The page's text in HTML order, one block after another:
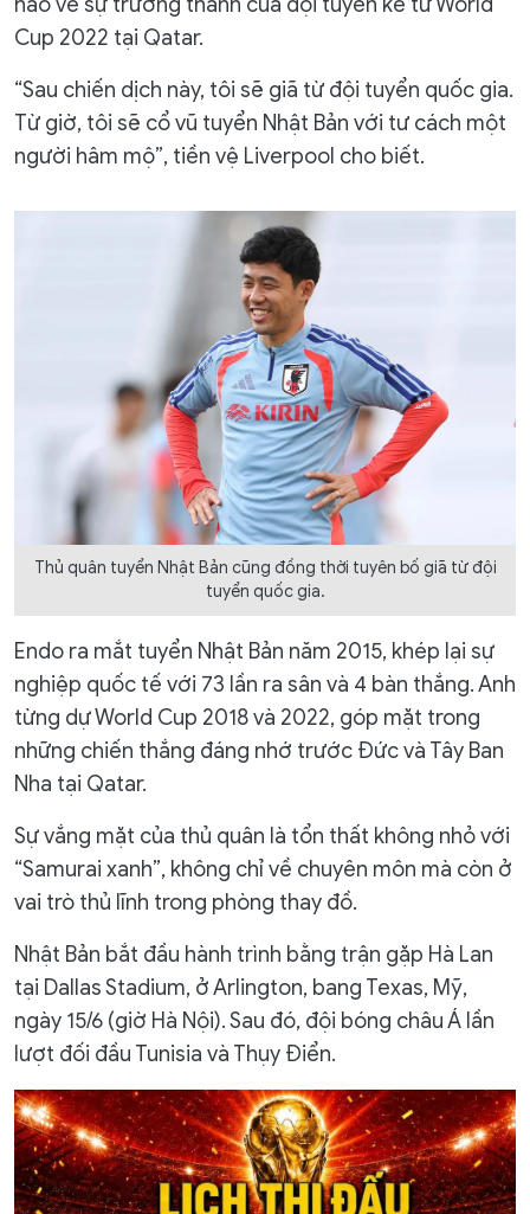
Cup 2022 tại Qatar.
“Sau chiến dịch này, tôi sẽ giã từ đội tuyển quốc gia.
Từ giờ, tôi sẽ cổ vũ tuyển Nhật Bản với tư cách một
người hâm mộ”, tiền vệ Liverpool cho biết.
Thủ quân tuyển Nhật Bản cũng đồng thời tuyên bố giã từ đội
tuyển quốc gia.
Endo ra mắt tuyển Nhật Bản năm 2015, khép lại sự
nghiệp quốc tế với 73 lần ra sân và 4 bàn thắng. Anh
từng dự World Cup 2018 và 2022, góp mặt trong
những chiến thắng đáng nhớ trước Đức và Tây Ban
Nha tại Qatar.
Sự vắng mặt của thủ quân là tổn thất không nhỏ với
“Samurai xanh”, không chỉ về chuyên môn mà còn ở
vai trò thủ lĩnh trong phòng thay đồ.
Nhật Bản bắt đầu hành trình bằng trận gặp Hà Lan
tại Dallas Stadium, ở Arlington, bang Texas, Mỹ,
ngày 15/6 (giờ Hà Nội). Sau đó, đội bóng châu Á lần
lượt đối đầu Tunisia và Thụy Điển.